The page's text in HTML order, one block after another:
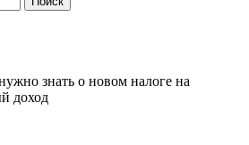
знать о новом налоге на
доход